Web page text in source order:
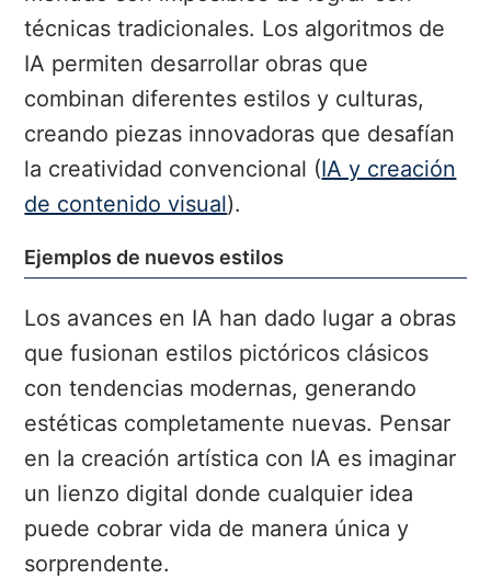
técnicas tradicionales. Los algoritmos de
IA permiten desarrollar obras que
combinan diferentes estilos y culturas,
creando piezas innovadoras que desafían
la creatividad convencional (IA y creación
de contenido visual).
Ejemplos de nuevos estilos
Los avances en IA han dado lugar a obras
que fusionan estilos pictóricos clásicos
con tendencias modernas, generando
estéticas completamente nuevas. Pensar
en la creación artística con IA es imaginar
un lienzo digital donde cualquier idea
puede cobrar vida de manera única y
sorprendente.